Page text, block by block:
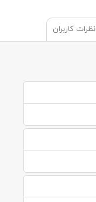
نظرات کاربران